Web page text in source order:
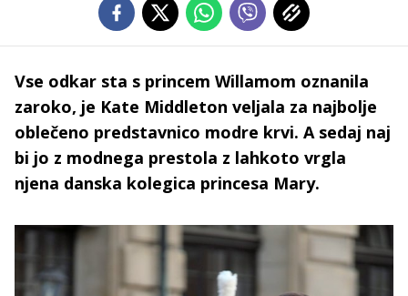
Vse odkar sta s princem Willamom oznanila
zaroko, je Kate Middleton veljala za najbolje
oblečeno predstavnico modre krvi. A sedaj naj
bi jo z modnega prestola z lahkoto vrgla
njena danska kolegica princesa Mary.